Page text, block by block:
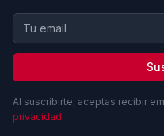
Al suscribirte, aceptas recibir
privacidad